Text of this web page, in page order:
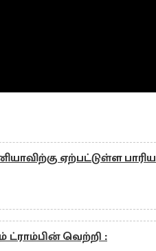
ஏற்பட்டுள்ள பாரிய
ட்ராம்பின் வெற்றி :